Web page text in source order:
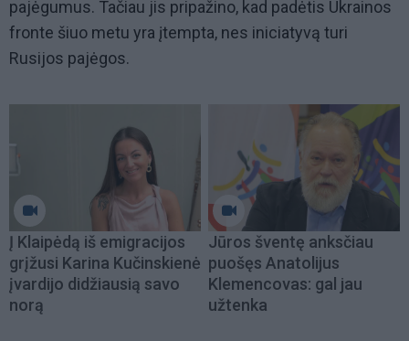
pajėgumus. Tačiau jis pripažino, kad padėtis Ukrainos
fronte šiuo metu yra įtempta, nes iniciatyvą turi
Rusijos pajėgos.
Į Klaipėdą iš emigracijos
grįžusi Karina Kučinskienė
įvardijo didžiausią savo
norą
Jūros šventę anksčiau
puošęs Anatolijus
Klemencovas: gal jau
užtenka